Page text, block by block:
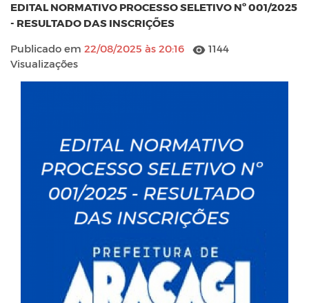
EDITAL NORMATIVO PROCESSO SELETIVO Nº 001/2025
- RESULTADO DAS INSCRIÇÕES
Publicado em 22/08/2025 às 20:16
1144
Visualizações